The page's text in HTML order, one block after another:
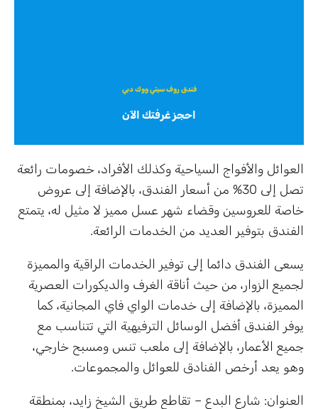
فندق روف سيتي ووك دبي
احجز غرفتك الآن
العوائل والأفواج السياحية وكذلك الأفراد، خصومات رائعة
تصل إلى 30% من أسعار الفندق، بالإضافة إلى عروض
خاصة للعروسين وقضاء شهر عسل مميز لا مثيل له، يتمتع
الفندق بتوفير العديد من الخدمات الرائعة.
يسعى الفندق دائما إلى توفير الخدمات الراقية والمميزة
لجميع الزوار، من حيث أناقة الغرف والديكورات العصرية
المميزة، بالإضافة إلى خدمات الواي فاي المجانية، كما
يوفر الفندق أفضل الوسائل الترفيهية التي تتناسب مع
جميع الأعمار، بالإضافة إلى ملعب تنس ومسبح خارجي،
وهو يعد أرخص الفنادق للعوائل والمجموعات.
العنوان: شارع البدع – تقاطع طريق الشيخ زايد، بمنطقة